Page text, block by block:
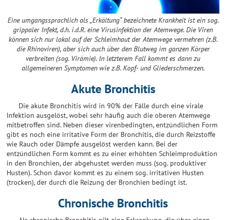
Eine umgangssprachlich als „Erkältung“ bezeichnete Krankheit ist ein sog.
grippaler Infekt, d.h. i.d.R. eine Virusinfektion der Atemwege. Die Viren
können sich nur lokal auf der Schleimhaut der Atemwege vermehren (z.B.
die Rhinoviren), aber sich auch über den Blutweg im ganzen Körper
verbreiten (sog. Virämie). In letzterem Fall kommt es dann zu
allgemeineren Symptomen wie z.B. Kopf- und Gliederschmerzen.
Akute Bronchitis
Die akute Bronchitis wird in 90% der Fälle durch eine virale
Infektion ausgelöst, wobei sehr häufig auch die oberen Atemwege
mitbetroffen sind. Neben dieser virenbedingten, entzündlichen Form
gibt es noch eine irritative Form der Bronchitis, die durch Reizstoffe
wie Rauch oder Dämpfe ausgelöst werden kann. Bei der
entzündlichen Form kommt es zu einer erhöhten Schleimproduktion
in den Bronchien, der abgehustet werden muss (sog. produktiver
Husten). Schon davor kommt es zu einem sog. irritativen Husten
(trocken), der durch die Reizung der Bronchien bedingt ist.
Chronische Bronchitis